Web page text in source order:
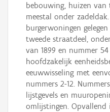
bebouwing, huizen van
meestal onder
burgerwoningen
tweede straatdeel,
van 1899 en nummer
hoofdzakelijk
eeuwwisseling met
nummers 2-12.
lijstgevels en
omlijstingen.